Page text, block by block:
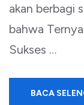
akan berbagi
bahwa
Sukses …
BACA